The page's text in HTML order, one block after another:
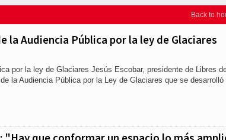
Back to
la Audiencia Pública por la ley de Glaciares
por la ley de Glaciares Jesús Escobar, presidente de Libres
la Audiencia Pública por la Ley de Glaciares que se